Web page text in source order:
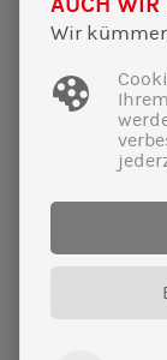
Mit diesem
geschafft, die
Preisbremsen
Noch
Energiekrise
voraussichtlich
benötigt, Geld,
Wir